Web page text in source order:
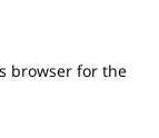
browser for the